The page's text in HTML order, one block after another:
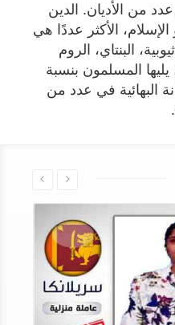
من الأديان. الدين
الأكثر عددًا هي
البنتاي، الروم
) بإجمالي 62.8٪، يليها المسلمون بنسبة
البهائية في عدد من